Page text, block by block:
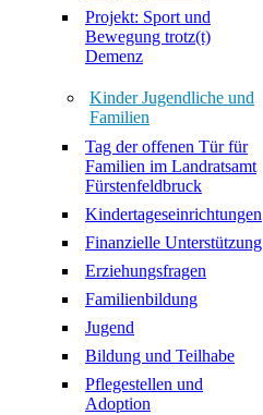
Projekt: Sport und
Bewegung trotz(t)
Demenz
Kinder Jugendliche und
Familien
Tag der offenen Tür für
Familien im Landratsamt
Fürstenfeldbruck
Kindertageseinrichtungen
Finanzielle Unterstützung
Erziehungsfragen
Familienbildung
Jugend
Bildung und Teilhabe
Pflegestellen und
Adoption